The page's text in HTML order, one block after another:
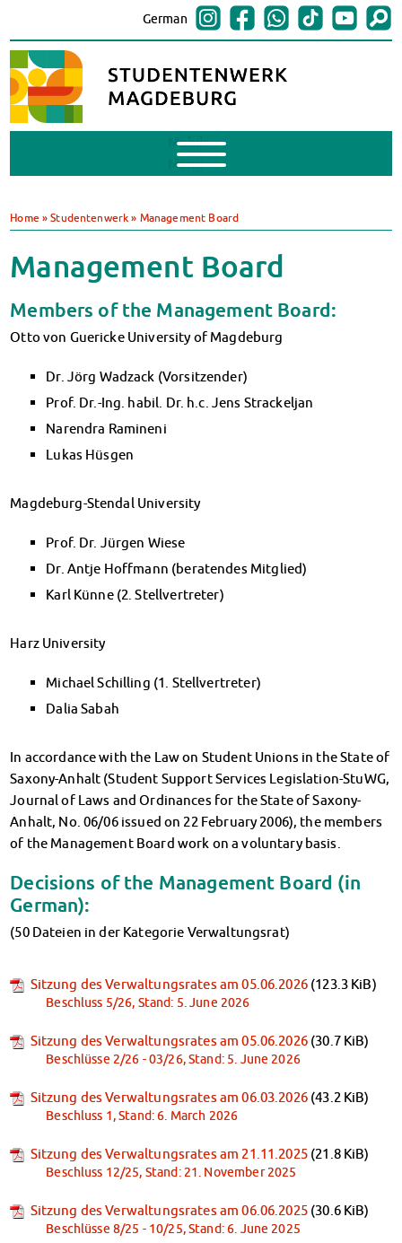
German
Mobile
Menu
BAföG
Support of Foreign Nationals
Widerspruchstelle
BAföG FAQs
Documents
Contacts & Office Hours
BAföG-Talk und -Sprechstunden
Canteens & Cafeterias
Today in our canteens
Climate-conscious eating
Mensa FAQs
Campus Catering
Contact Persons
Dormitories at a glance
Dormitories in Magdeburg
Dormitories in Wernigerode
WITH each other – FOR each other
Damage report
Accommodation FAQ
Contact Persons: Accommodation
Social Affairs
Social counselling
Financial advice
Refund of semester fee
Courses
Registration for special events
Legal advice
Documents
Culture & Internationals
Advice for Internationals
IKUS and InterKultiTreff
CreativeWorkshops
Magdeburg Student Days
Campus Child Care
Home »Studentenwerk » Management Board
Management Board
Members of the Management Board:
Otto von Guericke University of Magdeburg
Dr. Jörg Wadzack (Vorsitzender)
Prof. Dr.-Ing. habil. Dr. h.c. Jens Strackeljan
Narendra Ramineni
Lukas Hüsgen
Magdeburg-Stendal University
Prof. Dr. Jürgen Wiese
Dr. Antje Hoffmann (beratendes Mitglied)
Karl Künne (2. Stellvertreter)
Harz University
Michael Schilling (1. Stellvertreter)
Dalia Sabah
In accordance with the Law on Student Unions in the State of
Saxony-Anhalt (Student Support Services Legislation-StuWG,
Journal of Laws and Ordinances for the State of Saxony-
Anhalt, No. 06/06 issued on 22 February 2006), the members
of the Management Board work on a voluntary basis.
Decisions of the Management Board (in
German):
(50 Dateien in der Kategorie Verwaltungsrat)
Sitzung des Verwaltungsrates am 05.06.2026(123.3 KiB)
Beschluss 5/26, Stand: 5. June 2026
Sitzung des Verwaltungsrates am 05.06.2026(30.7 KiB)
Beschlüsse 2/26 - 03/26, Stand: 5. June 2026
Sitzung des Verwaltungsrates am 06.03.2026(43.2 KiB)
Beschluss 1, Stand: 6. March 2026
Sitzung des Verwaltungsrates am 21.11.2025(21.8 KiB)
Beschluss 12/25, Stand: 21. November 2025
Sitzung des Verwaltungsrates am 06.06.2025(30.6 KiB)
Beschlüsse 8/25 - 10/25, Stand: 6. June 2025